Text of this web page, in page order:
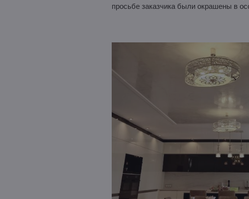
просьбе заказчика были окрашены в